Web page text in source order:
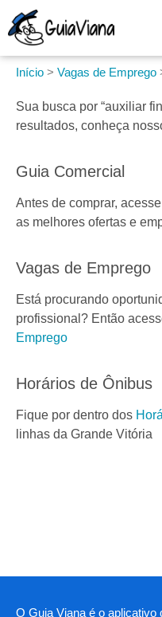
Início > Vagas de Emprego
Sua busca por “auxiliar
resultados, conheça
Guia Comercial
Antes de comprar,
as melhores ofertas e
Vagas de Emprego
Está procurando
profissional? Então
Emprego
Horários de Ônibus
Fique por dentro dos
linhas da Grande Vitória
O Guia Viana é o aplicativo